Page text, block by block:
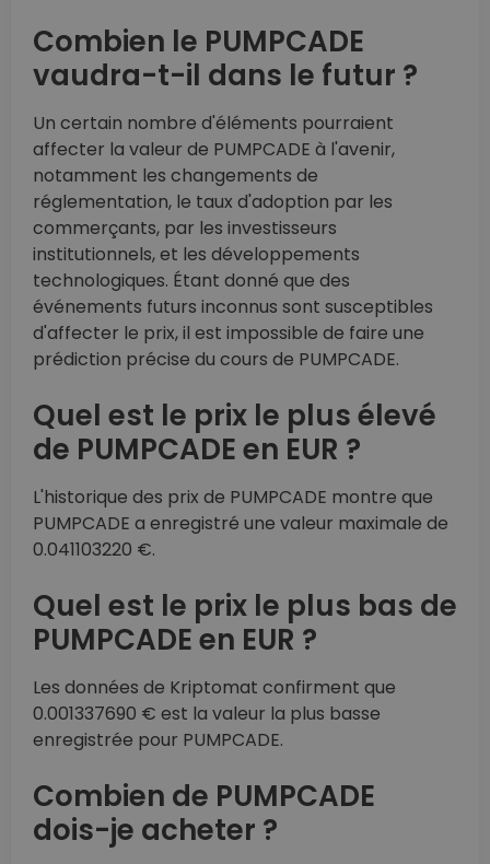
Combien le PUMPCADE
vaudra-t-il dans le futur ?
Un certain nombre d'éléments pourraient
affecter la valeur de PUMPCADE à l'avenir,
notamment les changements de
réglementation, le taux d'adoption par les
commerçants, par les investisseurs
institutionnels, et les développements
technologiques. Étant donné que des
événements futurs inconnus sont susceptibles
d'affecter le prix, il est impossible de faire une
prédiction précise du cours de PUMPCADE.
Quel est le prix le plus élevé
de PUMPCADE en EUR ?
L'historique des prix de PUMPCADE montre que
PUMPCADE a enregistré une valeur maximale de
0.041103220 €.
Quel est le prix le plus bas de
PUMPCADE en EUR ?
Les données de Kriptomat confirment que
0.001337690 € est la valeur la plus basse
enregistrée pour PUMPCADE.
Combien de PUMPCADE
dois-je acheter ?